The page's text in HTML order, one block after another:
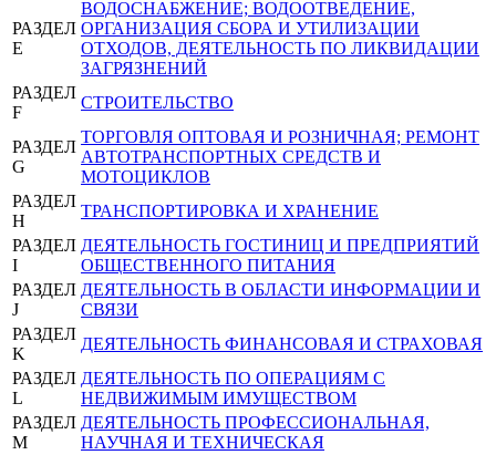
РАЗДЕЛ
E
ВОДОСНАБЖЕНИЕ; ВОДООТВЕДЕНИЕ,
ОРГАНИЗАЦИЯ СБОРА И УТИЛИЗАЦИИ
ОТХОДОВ, ДЕЯТЕЛЬНОСТЬ ПО ЛИКВИДАЦИИ
ЗАГРЯЗНЕНИЙ
РАЗДЕЛ
F
СТРОИТЕЛЬСТВО
РАЗДЕЛ
G
ТОРГОВЛЯ ОПТОВАЯ И РОЗНИЧНАЯ; РЕМОНТ
АВТОТРАНСПОРТНЫХ СРЕДСТВ И
МОТОЦИКЛОВ
РАЗДЕЛ
H
ТРАНСПОРТИРОВКА И ХРАНЕНИЕ
РАЗДЕЛ
I
ДЕЯТЕЛЬНОСТЬ ГОСТИНИЦ И ПРЕДПРИЯТИЙ
ОБЩЕСТВЕННОГО ПИТАНИЯ
РАЗДЕЛ
J
ДЕЯТЕЛЬНОСТЬ В ОБЛАСТИ ИНФОРМАЦИИ И
СВЯЗИ
РАЗДЕЛ
K
ДЕЯТЕЛЬНОСТЬ ФИНАНСОВАЯ И СТРАХОВАЯ
РАЗДЕЛ
L
ДЕЯТЕЛЬНОСТЬ ПО ОПЕРАЦИЯМ С
НЕДВИЖИМЫМ ИМУЩЕСТВОМ
РАЗДЕЛ
M
ДЕЯТЕЛЬНОСТЬ ПРОФЕССИОНАЛЬНАЯ,
НАУЧНАЯ И ТЕХНИЧЕСКАЯ